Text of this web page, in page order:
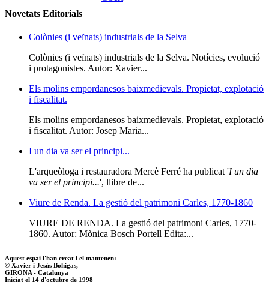
Novetats Editorials
Colònies (i veïnats) industrials de la Selva
Colònies (i veïnats) industrials de la Selva. Notícies, evolució
i protagonistes. Autor: Xavier...
Els molins empordanesos baixmedievals. Propietat, explotació
i fiscalitat.
Els molins empordanesos baixmedievals. Propietat, explotació
i fiscalitat. Autor: Josep Maria...
I un dia va ser el principi...
L'arqueòloga i restauradora Mercè Ferré ha publicat 'I un dia
va ser el principi...', llibre de...
Viure de Renda. La gestió del patrimoni Carles, 1770-1860
VIURE DE RENDA. La gestió del patrimoni Carles, 1770-
1860. Autor: Mònica Bosch Portell Edita:...
Aquest espai l'han creat i el mantenen:
© Xavier i Jesús Bohigas,
GIRONA - Catalunya
Iniciat el 14 d'octubre de 1998